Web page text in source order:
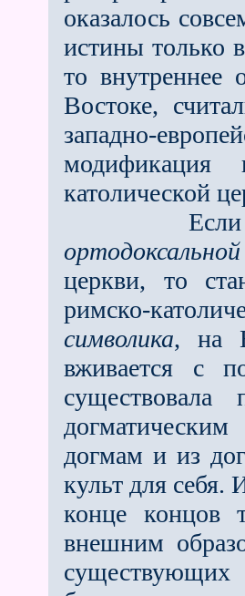
оказалось
истины только
то внутреннее
Востоке,
западно-
католической
Если
церкви, то
римско-
символика, на
вживается с
существовала
догмам и из
культ для себя.
конце концов
внешним